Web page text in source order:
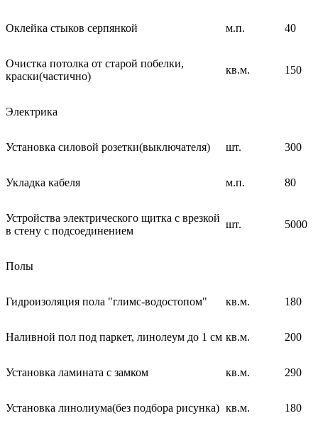
Оклейка стыков серпянкой м.п. 40
Очистка потолка от старой побелки,
краски(частично)
кв.м. 150
Электрика
Установка силовой розетки(выключателя) шт. 300
Укладка кабеля м.п. 80
Устройства электрического щитка с врезкой
в стену с подсоединением
шт. 5000
Полы
Гидроизоляция пола "глимс-водостопом" кв.м. 180
Наливной пол под паркет, линолеум до 1 см кв.м. 200
Установка ламината с замком кв.м. 290
Установка линолиума(без подбора рисунка) кв.м. 180